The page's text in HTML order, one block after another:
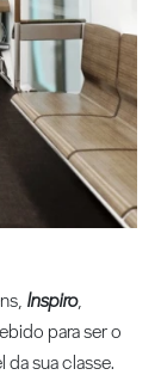
Inspiro,
para ser o
sua classe.